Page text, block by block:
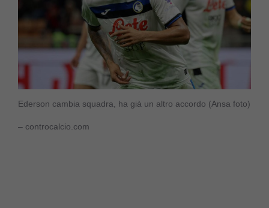
Ederson cambia squadra, ha già un altro accordo (Ansa foto)
– controcalcio.com